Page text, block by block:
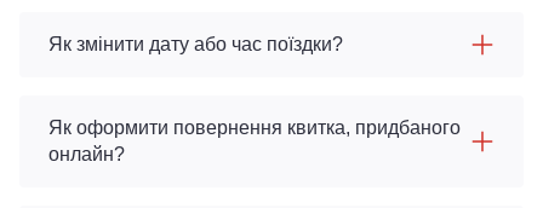
Як змінити дату або час поїздки?
Як оформити повернення квитка, придбаного
онлайн?